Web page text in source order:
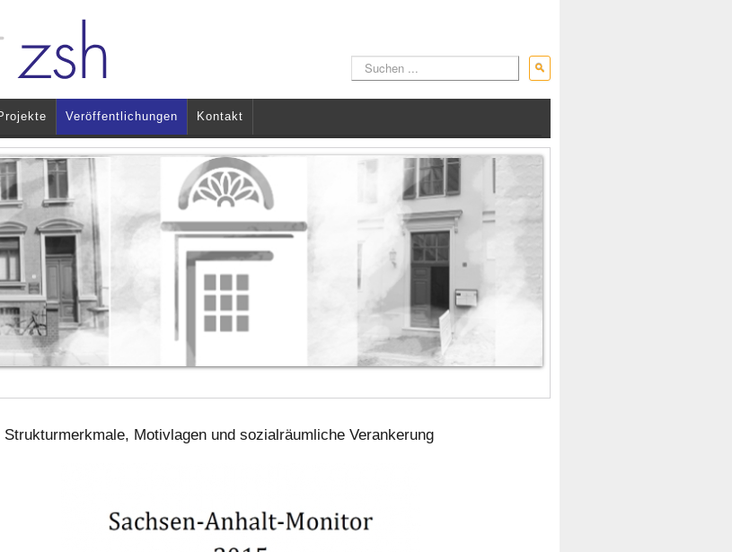
Suchen
...
Veröffentlichungen Kontakt
Strukturmerkmale, Motivlagen und sozialräumliche Verankerung